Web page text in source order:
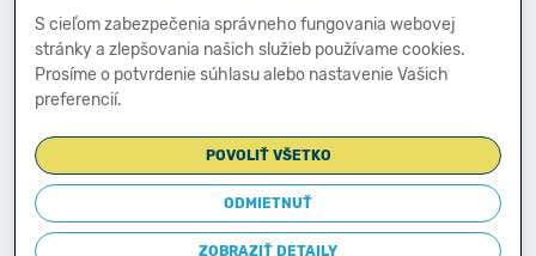
S.
Prevod podielov na
výsledku
hospodárenia
60
****
Výsledok
hospodárenia za
účtovné obdobie po
zdanení (+/-) (r. 56
61 4 728 966
S cieľom zabezpečenia správneho fungovania webovej
stránky a zlepšovania našich služieb používame cookies.
Prosíme o potvrdenie súhlasu alebo nastavenie Vašich
preferencií.
POVOLIŤ VŠETKO
ODMIETNUŤ
ZOBRAZIŤ DETAILY